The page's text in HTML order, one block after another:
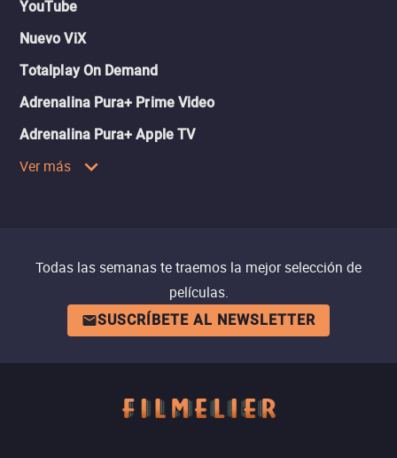
YouTube
Nuevo ViX
Totalplay On Demand
Adrenalina Pura+ Prime Video
Adrenalina Pura+ Apple TV
Ver más
Todas las semanas te traemos la mejor selección de
películas.
SUSCRÍBETE AL NEWSLETTER